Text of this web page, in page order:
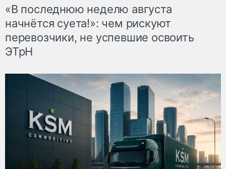
«В последнюю неделю августа
начнётся суета!»: чем рискуют
перевозчики, не успевшие освоить
ЭТрН